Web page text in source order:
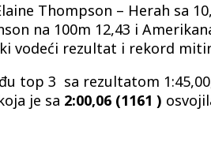
Thompson – Herah sa
na 100m 12,43 i
vodeći rezultat i rekord
top 3 sa rezultatom
je sa 2:00,06 (1161 )